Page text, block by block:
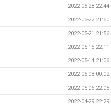
2022-05-28 22:44
2022-05-22 21:50
2022-05-21 21:56
2022-05-15 22:11
2022-05-14 21:06
2022-05-08 00:02
2022-05-06 22:05
2022-04-29 22:29